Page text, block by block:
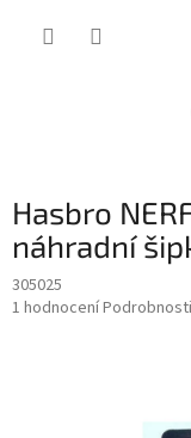
Hasbro
náhradní
305025
Průměrné
1 hodnocení